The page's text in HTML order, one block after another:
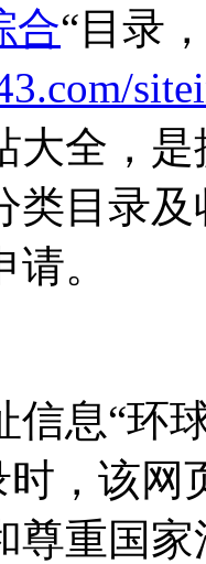
合“目录
大全，
类目录
。
信息“环
时，该
尊重国